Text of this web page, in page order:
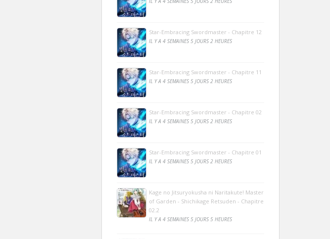
Star-Embracing Swordmaster - Chapitre 12
IL Y A 4 SEMAINES 5 JOURS 2 HEURES
Star-Embracing Swordmaster - Chapitre 11
IL Y A 4 SEMAINES 5 JOURS 2 HEURES
Star-Embracing Swordmaster - Chapitre 02
IL Y A 4 SEMAINES 5 JOURS 2 HEURES
Star-Embracing Swordmaster - Chapitre 01
IL Y A 4 SEMAINES 5 JOURS 2 HEURES
Kage no Jitsuryokusha ni Naritakute! Master
of Garden - Shichikage Retsuden - Chapitre
02.2
IL Y A 4 SEMAINES 5 JOURS 5 HEURES